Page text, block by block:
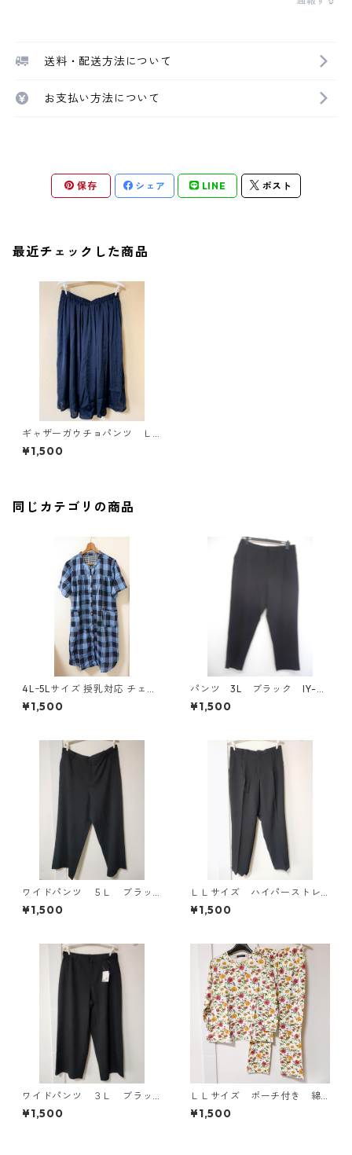
送料・配送方法について
お支払い方法について
保存 シェア LINE ポスト
最近チェックした商品
ギャザーガウチョパンツ Ｌ
Ｌ ネイビー KAE-3079
¥1,500
同じカテゴリの商品
4Lｰ5Lサイズ 授乳対応 チェッ
ク柄 半袖ルームウェア マタニ
ティ ブルー系/グレー ◆KIY-1
¥1,500
パンツ 3L ブラック IY-45
25
¥1,500
ワイドパンツ ５Ｌ ブラッ
ク KAE-4725
¥1,500
ＬＬサイズ ハイパーストレ
ッチ センタープレスパン
ツ ブラック KAE-4704
¥1,500
ワイドパンツ ３Ｌ ブラッ
ク KAE-4697
¥1,500
ＬＬサイズ ポーチ付き 綿
１００％ 花柄 トラベルパ
ジャマ ホワイト KAE-4578
¥1,500